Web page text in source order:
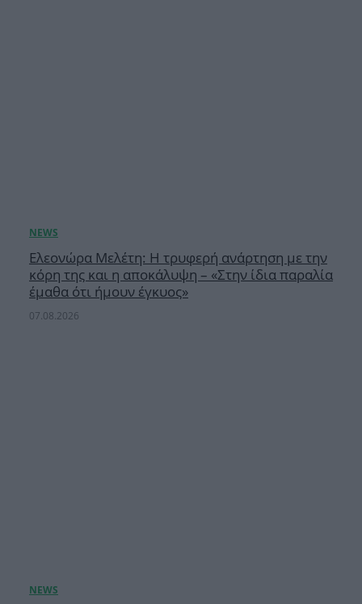
Ελεονώρα Μελέτη: Η τρυφερή ανάρτηση με την
κόρη της και η αποκάλυψη – «Στην ίδια παραλία
έμαθα ότι ήμουν έγκυος»
07.08.2026